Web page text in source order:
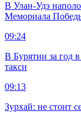
В Улан-Удэ
Мемориала
09:24
В Бурятии за год
такси
09:13
Зурхай: не стоит